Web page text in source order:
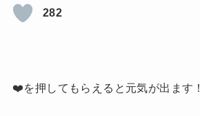
282
❤️を押してもらえると元気が出ます！